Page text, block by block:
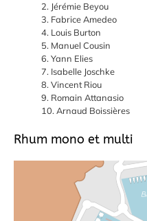
Jérémie Beyou
Fabrice Amedeo
Louis Burton
Manuel Cousin
Yann Elies
Isabelle Joschke
Vincent Riou
Romain Attanasio
Arnaud Boissières
Rhum mono et multi